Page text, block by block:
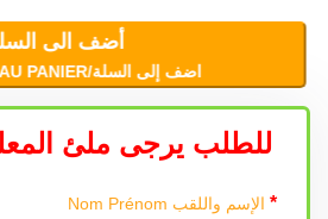
أضف الى
AJOUTER AU PANIER/اضف إلى السلة
للطلب يرجى ملئ
*